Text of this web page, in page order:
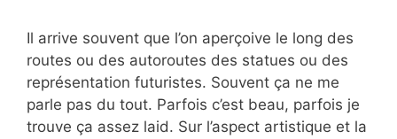
Il arrive souvent que l’on aperçoive le long des
routes ou des autoroutes des statues ou des
représentation futuristes. Souvent ça ne me
parle pas du tout. Parfois c’est beau, parfois je
trouve ça assez laid. Sur l’aspect artistique et la